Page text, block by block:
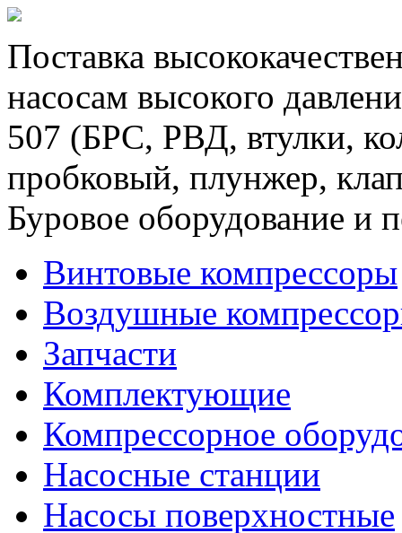
Поставка
насосам высокого
507 (БРС, РВД, втулки,
пробковый, плунжер,
Буровое оборудование и
Винтовые компрессоры
Воздушные
Запчасти
Комплектующие
Компрессорное
Насосные станции
Насосы поверхностные